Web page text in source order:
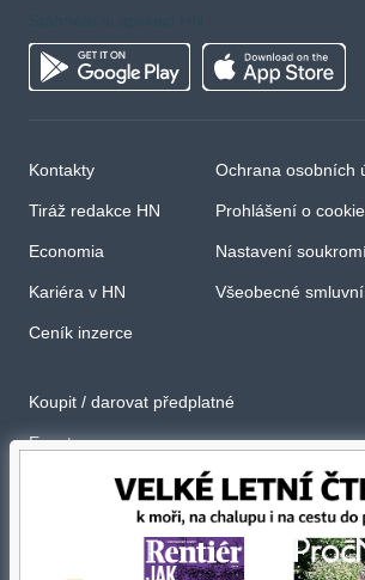
Kontakty
Tiráž redakce HN
Economia
Kariéra v HN
Ceník inzerce
Ochrana osobních
Prohlášení o
Nastavení
Všeobecné
Koupit / darovat předplatné
Eventy
Newslettery